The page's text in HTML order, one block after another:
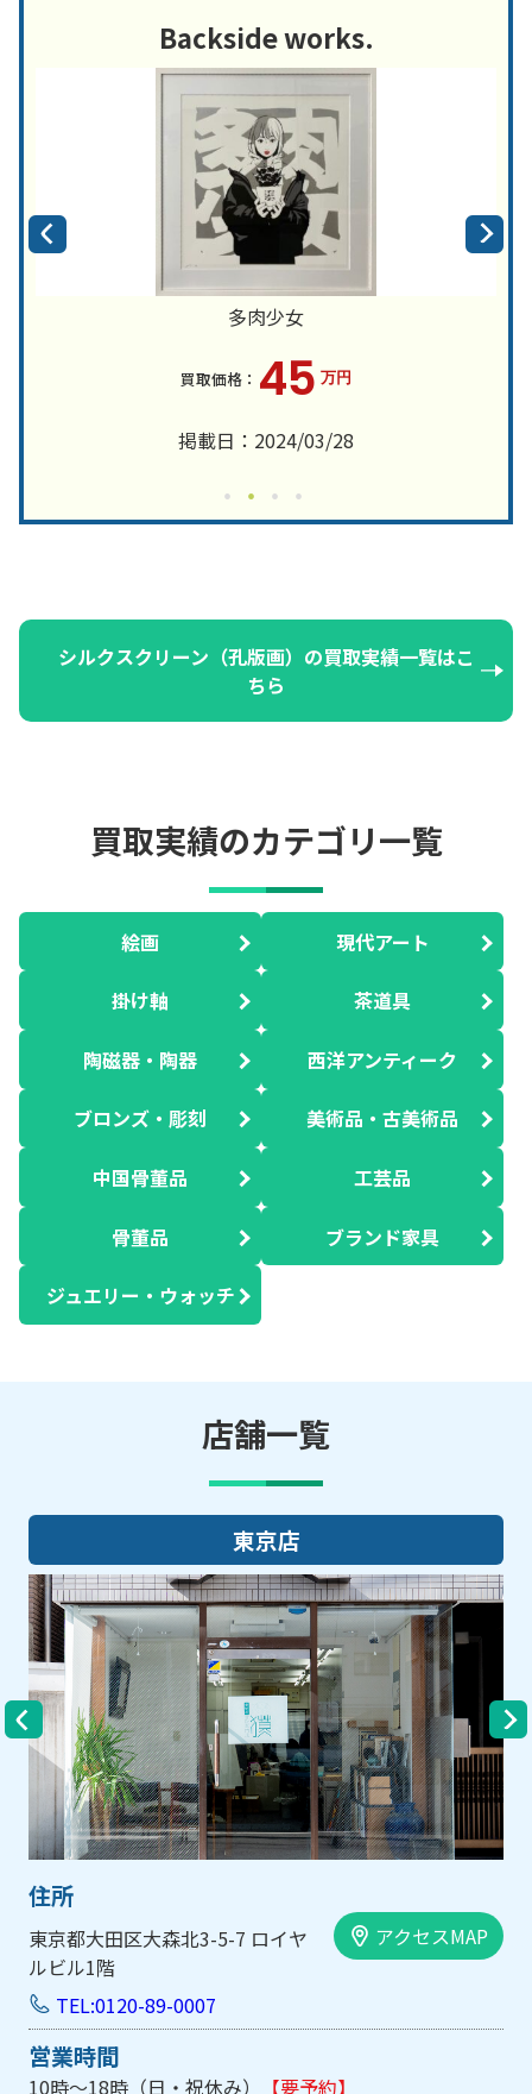
Backside works.
多肉少女
45 万円
掲載日：2024/03/28
シルクスクリーン（孔版画）の買取実績一覧はこ
ちら
買取実績のカテゴリ一覧
絵画 現代アート
掛け軸 茶道具
陶磁器・陶器 西洋アンティーク
ブロンズ・彫刻 美術品・古美術品
中国骨董品 工芸品
骨董品 ブランド家具
ジュエリー・ウォッチ
店舗一覧
大阪店
住所
大阪市中央区内平野町1-1-5 西大
手前ビル103号
アクセスMAP
TEL:0120-89-0007
営業時間
10時～18時（日・祝休み/土曜は不定休）